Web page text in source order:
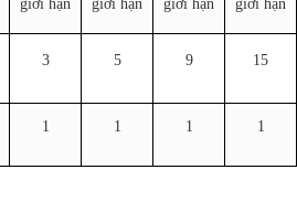
giới hạn
giới hạn
giới hạn
giới hạn
3 5 9 15
1 1 1 1